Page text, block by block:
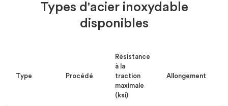
Types d'acier inoxydable
disponibles
Type Procédé
Résistance
à la
traction
maximale
(ksi)
Allongement